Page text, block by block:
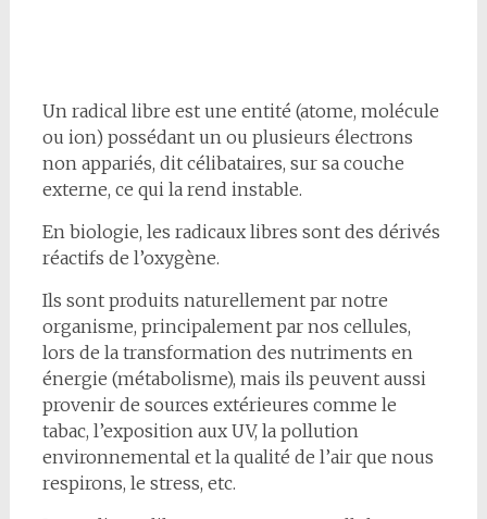
Un radical libre est une entité (atome, molécule
ou ion) possédant un ou plusieurs électrons
non appariés, dit célibataires, sur sa couche
externe, ce qui la rend instable.
En biologie, les radicaux libres sont des dérivés
réactifs de l’oxygène.
Ils sont produits naturellement par notre
organisme, principalement par nos cellules,
lors de la transformation des nutriments en
énergie (métabolisme), mais ils peuvent aussi
provenir de sources extérieures comme le
tabac, l’exposition aux UV, la pollution
environnemental et la qualité de l’air que nous
respirons, le stress, etc.